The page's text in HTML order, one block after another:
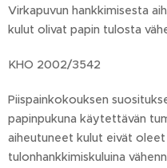
Virkapuvun hankkimisesta
kulut olivat papin tulosta
KHO 2002/3542
Piispainkokouksen
papinpukuna käytettävän
aiheutuneet kulut eivät
tulonhankkimiskuluina